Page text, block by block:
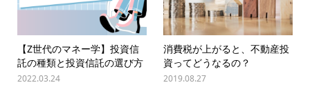
【Z世代のマネー学】投資信
託の種類と投資信託の選び方
2022.03.24
消費税が上がると、不動産投
資ってどうなるの？
2019.08.27